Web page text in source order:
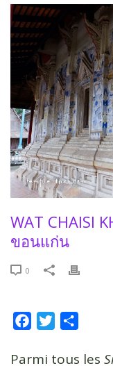
WAT CHAISI
ขอนแก่น
0
c
i
r
Parmi tous les